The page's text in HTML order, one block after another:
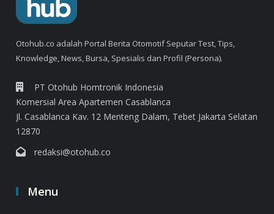
Otohub.co adalah Portal Berita Otomotif Seputar Test, Tips,
Knowledge, News, Bursa, Spesialis dan Profil (Persona).
PT Otohub Homtronik Indonesia
Komersial Area Apartemen Casablanca
Jl. Casablanca Kav. 12 Menteng Dalam, Tebet Jakarta Selatan
12870
redaksi@otohub.co
Menu